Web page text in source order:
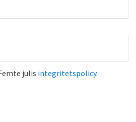
julis integritetspolicy.